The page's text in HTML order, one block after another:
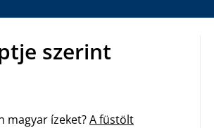
szerint
magyar ízeket?A füstölt